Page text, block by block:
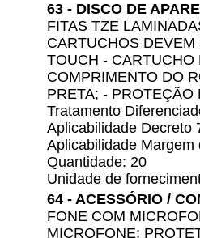
63 - DISCO DE
FITAS TZE
CARTUCHOS
TOUCH - CARTUCHO
COMPRIMENTO DO
PRETA; - PROTEÇÃO
Tratamento
Aplicabilidade Decreto
Aplicabilidade
Quantidade: 20
Unidade de
64 - ACESSÓRIO /
FONE COM
MICROFONE;